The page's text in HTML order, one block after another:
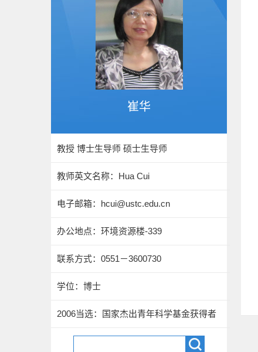
崔华
教授 博士生导师 硕士生导师
教师英文名称：Hua Cui
电子邮箱： hcui@ustc.edu.cn
办公地点：环境资源楼-339
联系方式：0551－3600730
学位：博士
2006当选：国家杰出青年科学基金获得者